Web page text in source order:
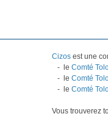
Cizos est une
- le Comté
- le Comté
- le Comté
Vous trouverez